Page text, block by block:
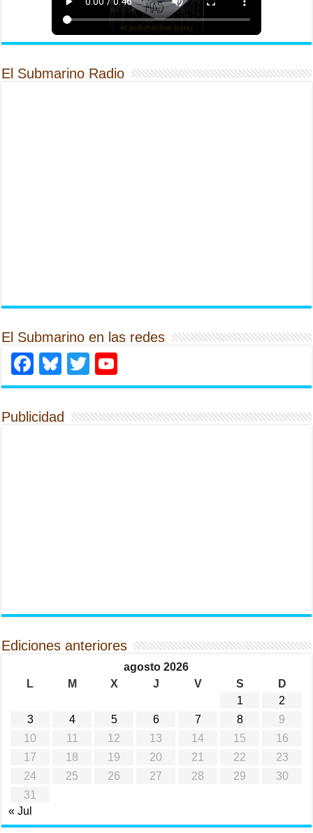
El Submarino Radio
El Submarino en las redes
Facebook
Bluesky
Twitter
Publicidad
Ediciones anteriores
agosto 2026
L
M X J V S
D
1
2
3
4 5 6 7 8
9
10
11 12 13 14 15
16
17
18 19 20 21 22
23
24
25 26 27 28 29
30
31
« Jul